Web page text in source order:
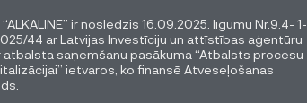
“ALKALINE” ir noslēdzis 16.09.2025. līgumu Nr.9.4- 1-
44 ar Latvijas Investīciju un attīstības aģentūru
atbalsta saņemšanu pasākuma “Atbalsts procesu
ietvaros, ko finansē Atveseļošanas